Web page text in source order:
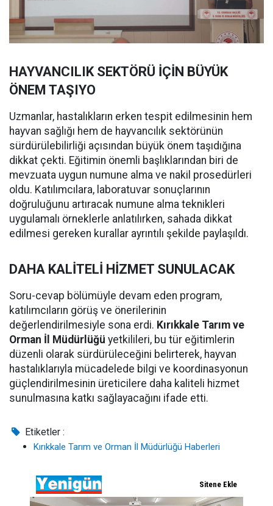
HAYVANCILIK SEKTÖRÜ İÇİN BÜYÜK
ÖNEM TAŞIYO
Uzmanlar, hastalıkların erken tespit edilmesinin hem
hayvan sağlığı hem de hayvancılık sektörünün
sürdürülebilirliği açısından büyük önem taşıdığına
dikkat çekti. Eğitimin önemli başlıklarından biri de
mevzuata uygun numune alma ve nakil prosedürleri
oldu. Katılımcılara, laboratuvar sonuçlarının
doğruluğunu artıracak numune alma teknikleri
uygulamalı örneklerle anlatılırken, sahada dikkat
edilmesi gereken kurallar ayrıntılı şekilde paylaşıldı.
DAHA KALİTELİ HİZMET SUNULACAK
Soru-cevap bölümüyle devam eden program,
katılımcıların görüş ve önerilerinin
değerlendirilmesiyle sona erdi. Kırıkkale Tarım ve
Orman İl Müdürlüğü yetkilileri, bu tür eğitimlerin
düzenli olarak sürdürüleceğini belirterek, hayvan
hastalıklarıyla mücadelede bilgi ve koordinasyonun
güçlendirilmesinin üreticilere daha kaliteli hizmet
sunulmasına katkı sağlayacağını ifade etti.
Etiketler :
Kırıkkale Tarım ve Orman İl Müdürlüğü Haberleri